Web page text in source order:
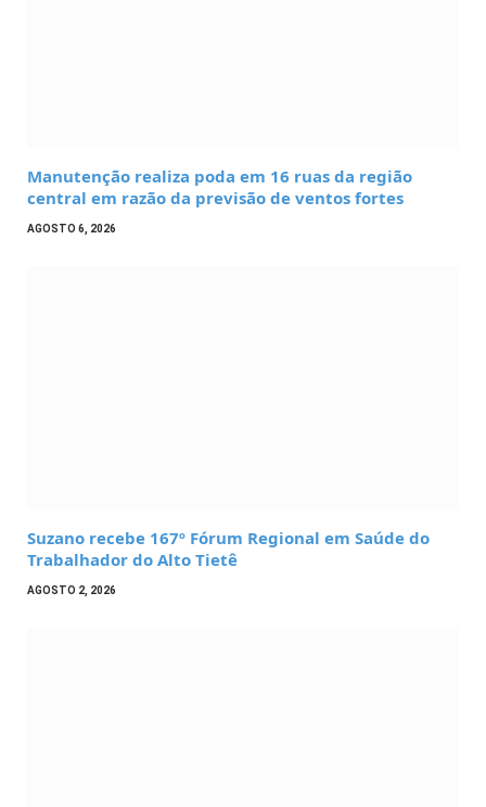
Manutenção realiza poda em 16 ruas da região
central em razão da previsão de ventos fortes
AGOSTO 6, 2026
Suzano recebe 167º Fórum Regional em Saúde do
Trabalhador do Alto Tietê
AGOSTO 2, 2026